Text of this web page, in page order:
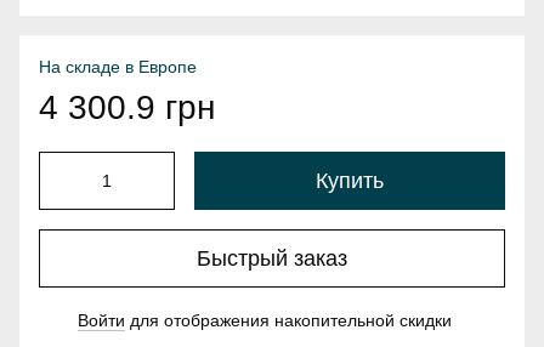
На складе в Европе
4 300.9 грн
Купить
Быстрый заказ
Войти для отображения накопительной скидки